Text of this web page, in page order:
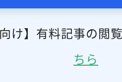
向け】有料記事の閲
ちら